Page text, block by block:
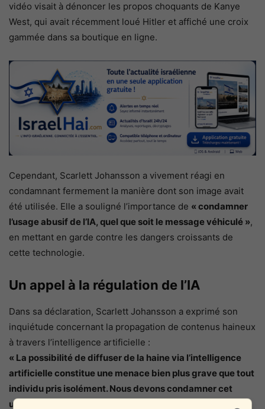
vidéo visait à dénoncer les propos choquants de Kanye
West, qui avait récemment loué Hitler et affiché une croix
gammée dans sa boutique en ligne.
Cependant, Scarlett Johansson a vivement réagi en
condamnant fermement la manière dont son image avait
été utilisée. Elle a souligné l’importance de « condamner
l’usage abusif de l’IA, quel que soit le message véhiculé »,
en mettant en garde contre les dangers croissants de
cette technologie.
Un appel à la régulation de l’IA
Dans sa déclaration, Scarlett Johansson a exprimé son
inquiétude concernant la propagation de contenus haineux
à travers l’intelligence artificielle :
« La possibilité de diffuser de la haine via l’intelligence
artificielle constitue une menace bien plus grave que tout
individu pris isolément. Nous devons condamner cet
usage abusif, sans tenir compte du message, sinon nous